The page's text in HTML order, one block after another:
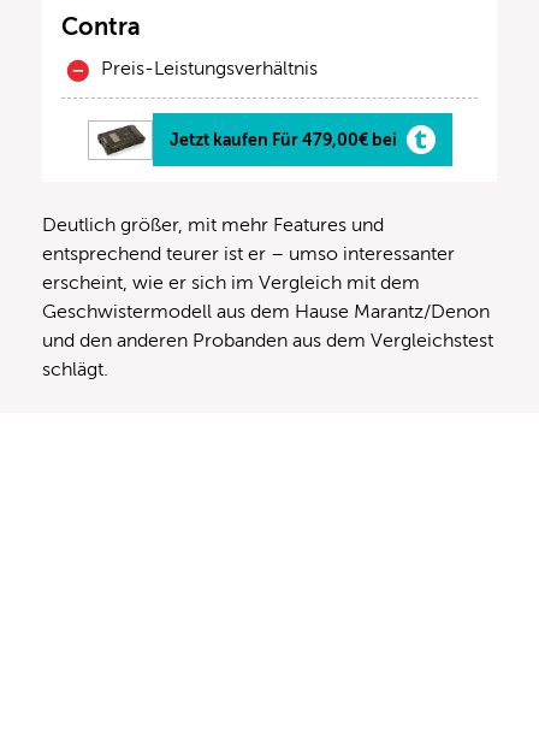
Contra
Preis-Leistungsverhältnis
Jetzt kaufen Für 479,00€ bei
Deutlich größer, mit mehr Features und
entsprechend teurer ist er – umso interessanter
erscheint, wie er sich im Vergleich mit dem
Geschwistermodell aus dem Hause Marantz/Denon
und den anderen Probanden aus dem Vergleichstest
schlägt.